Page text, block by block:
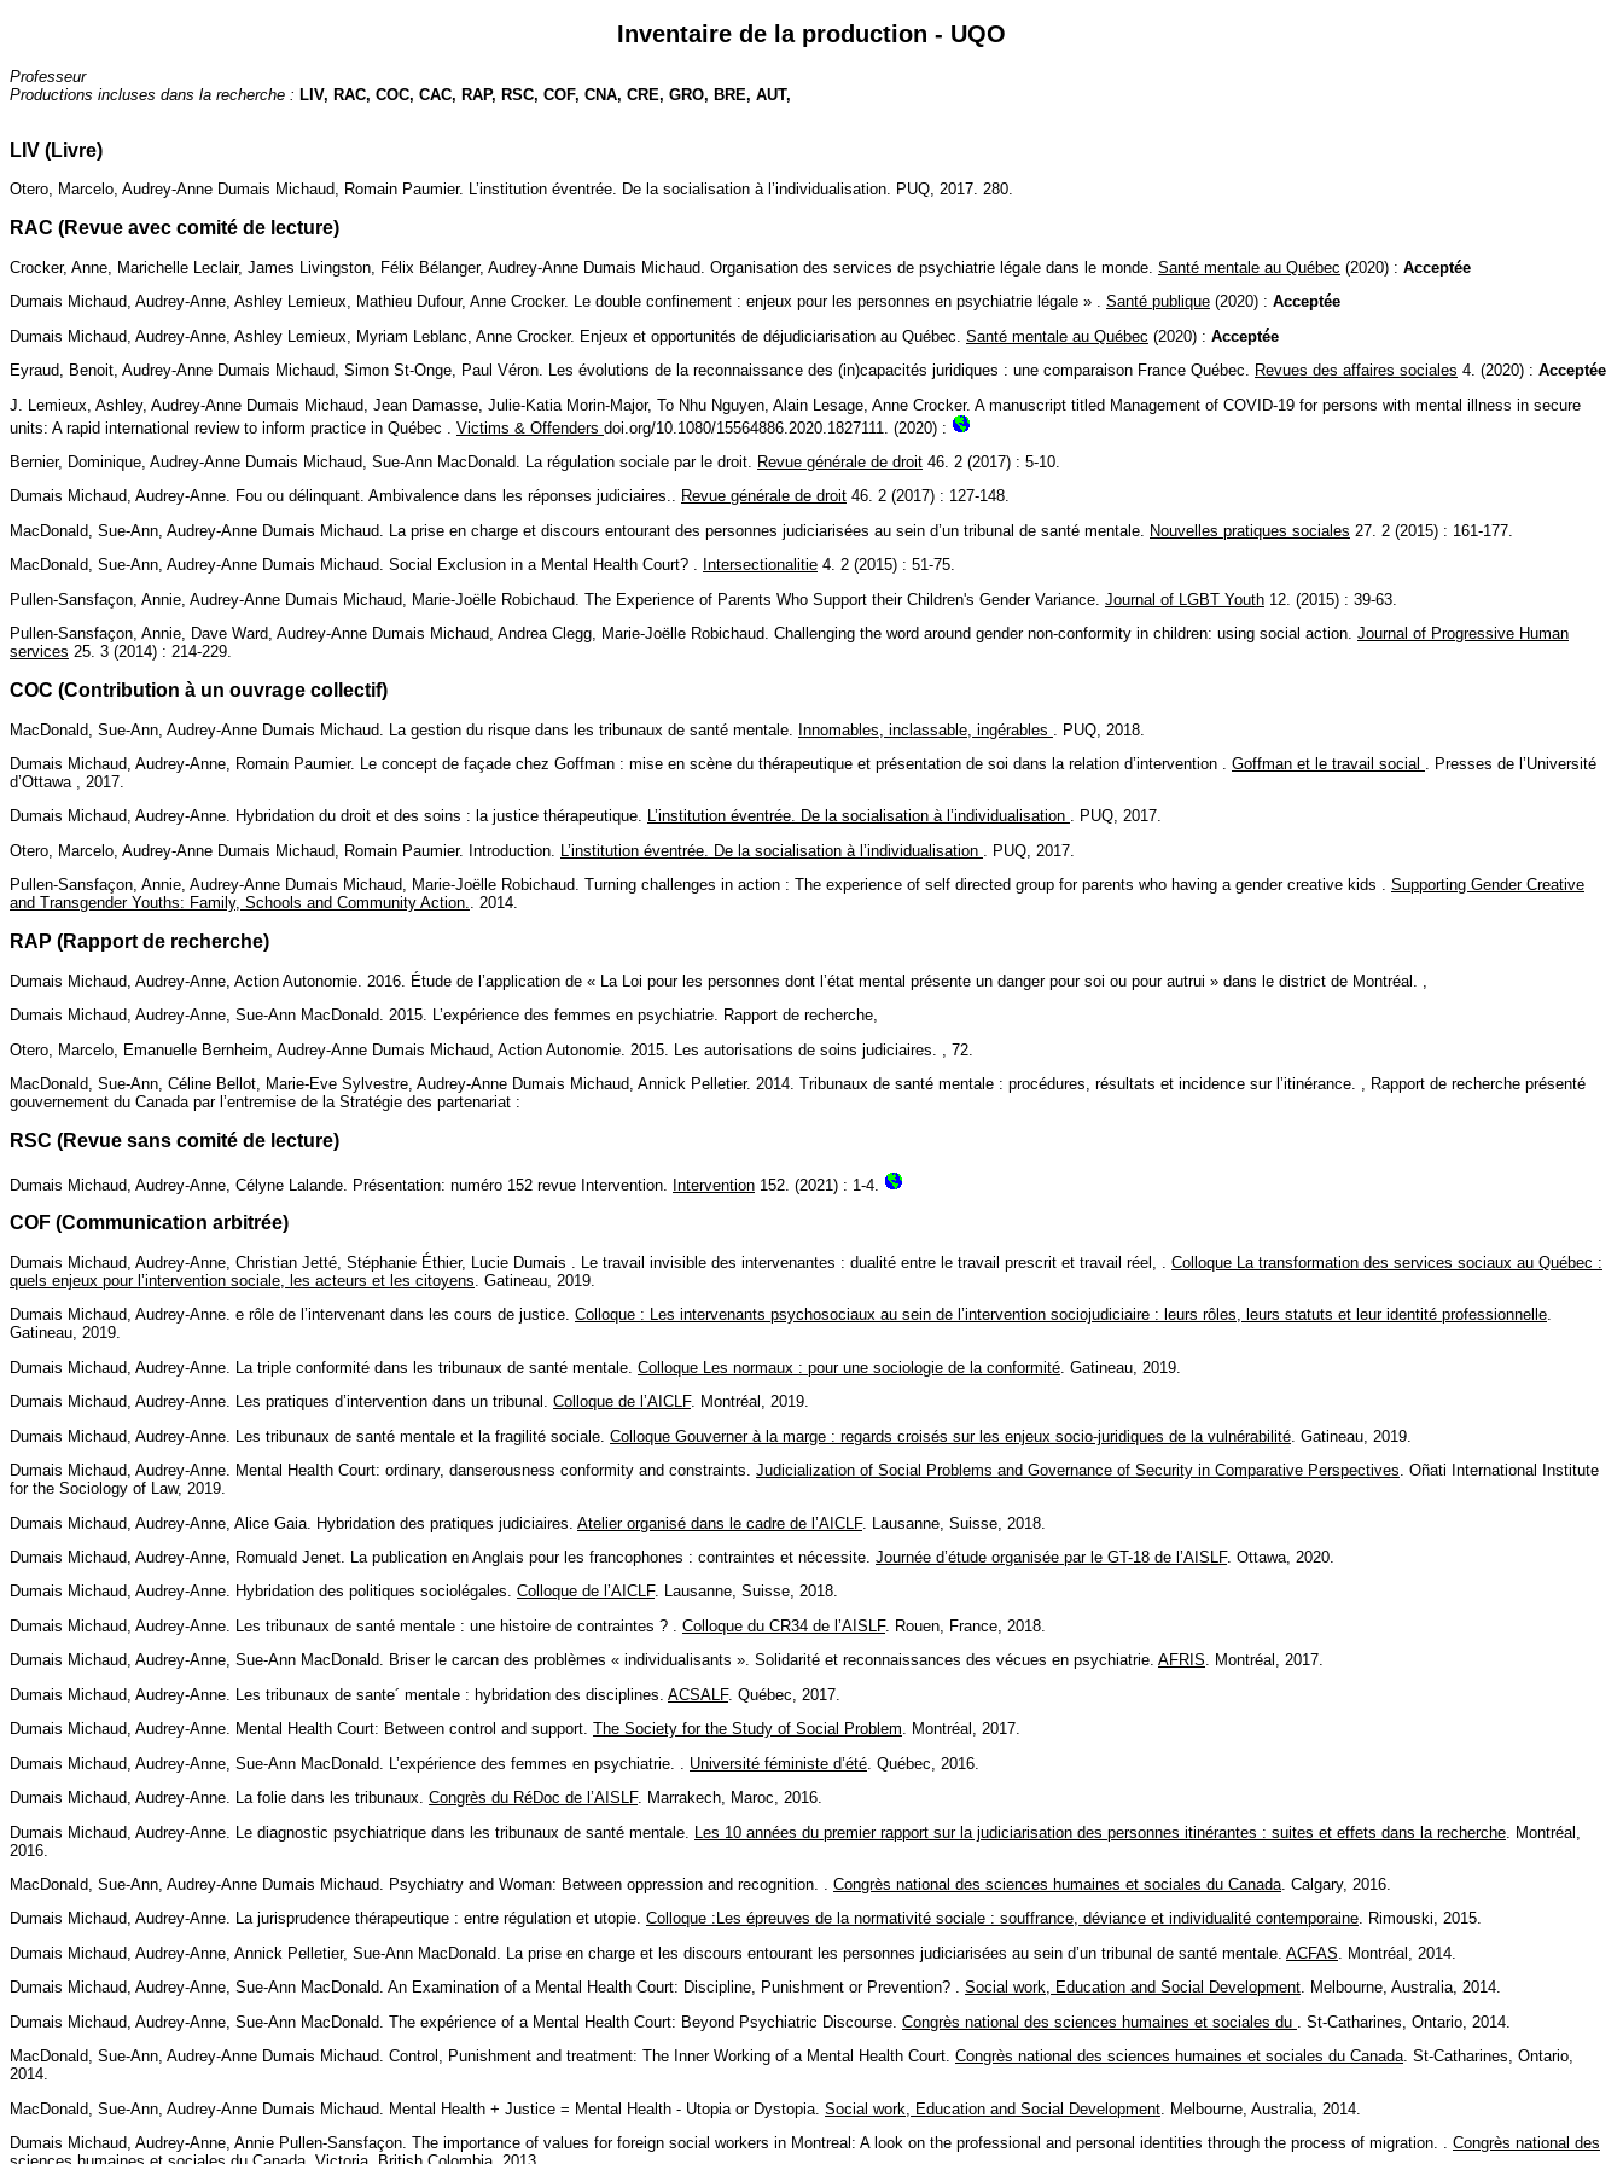
Inventaire de la production - UQO
Professeur
Productions incluses dans la recherche : LIV, RAC, COC, CAC, RAP, RSC, COF, CNA, CRE, GRO, BRE, AUT,
LIV (Livre)
Otero, Marcelo, Audrey-Anne Dumais Michaud, Romain Paumier. L’institution éventrée. De la socialisation à l’individualisation. PUQ, 2017. 280.
RAC (Revue avec comité de lecture)
Crocker, Anne, Marichelle Leclair, James Livingston, Félix Bélanger, Audrey-Anne Dumais Michaud. Organisation des services de psychiatrie légale dans le monde. Santé mentale au Québec (2020) : Acceptée
Dumais Michaud, Audrey-Anne, Ashley Lemieux, Mathieu Dufour, Anne Crocker. Le double confinement : enjeux pour les personnes en psychiatrie légale » . Santé publique (2020) : Acceptée
Dumais Michaud, Audrey-Anne, Ashley Lemieux, Myriam Leblanc, Anne Crocker. Enjeux et opportunités de déjudiciarisation au Québec. Santé mentale au Québec (2020) : Acceptée
Eyraud, Benoit, Audrey-Anne Dumais Michaud, Simon St-Onge, Paul Véron. Les évolutions de la reconnaissance des (in)capacités juridiques : une comparaison France Québec. Revues des affaires sociales 4. (2020) : Acceptée
J. Lemieux, Ashley, Audrey-Anne Dumais Michaud, Jean Damasse, Julie-Katia Morin-Major, To Nhu Nguyen, Alain Lesage, Anne Crocker. A manuscript titled Management of COVID-19 for persons with mental illness in secure
units: A rapid international review to inform practice in Québec . Victims & Offenders doi.org/10.1080/15564886.2020.1827111. (2020) :
Bernier, Dominique, Audrey-Anne Dumais Michaud, Sue-Ann MacDonald. La régulation sociale par le droit.
Revue générale de droit 46. 2 (2017) : 5-10.
Dumais Michaud, Audrey-Anne. Fou ou délinquant. Ambivalence dans les réponses judiciaires.. Revue générale de droit 46. 2 (2017) : 127-148.
MacDonald, Sue-Ann, Audrey-Anne Dumais Michaud. La prise en charge et discours entourant des personnes judiciarisées au sein d’un tribunal de santé mentale.
Nouvelles pratiques sociales 27. 2 (2015) : 161-177.
MacDonald, Sue-Ann, Audrey-Anne Dumais Michaud. Social Exclusion in a Mental Health Court? . Intersectionalitie 4. 2 (2015) : 51-75.
Pullen-Sansfaçon, Annie, Audrey-Anne Dumais Michaud, Marie-Joëlle Robichaud. The Experience of Parents Who Support their Children's Gender Variance. Journal of LGBT Youth 12. (2015) : 39-63.
Pullen-Sansfaçon, Annie, Dave Ward, Audrey-Anne Dumais Michaud, Andrea Clegg, Marie-Joëlle Robichaud. Challenging the word around gender non-conformity in children: using social action. Journal of Progressive Human
services 25. 3 (2014) : 214-229.
COC (Contribution à un ouvrage collectif)
MacDonald, Sue-Ann, Audrey-Anne Dumais Michaud. La gestion du risque dans les tribunaux de santé mentale. Innomables, inclassable, ingérables
. PUQ, 2018.
Dumais Michaud, Audrey-Anne, Romain Paumier. Le concept de façade chez Goffman : mise en scène du thérapeutique et présentation de soi dans la relation d’intervention . Goffman et le travail social . Presses de l’Université
d’Ottawa , 2017.
Dumais Michaud, Audrey-Anne. Hybridation du droit et des soins : la justice thérapeutique. L’institution éventrée. De la socialisation à l’individualisation . PUQ, 2017.
Otero, Marcelo, Audrey-Anne Dumais Michaud, Romain Paumier. Introduction.
L’institution éventrée. De la socialisation à l’individualisation
. PUQ, 2017.
Pullen-Sansfaçon, Annie, Audrey-Anne Dumais Michaud, Marie-Joëlle Robichaud. Turning challenges in action : The experience of self directed group for parents who having a gender creative kids . Supporting Gender Creative
and Transgender Youths: Family, Schools and Community Action.. 2014.
RAP (Rapport de recherche)
Dumais Michaud, Audrey-Anne, Action Autonomie. 2016. Étude de l’application de « La Loi pour les personnes dont l’état mental présente un danger pour soi ou pour autrui » dans le district de Montréal. ,
Dumais Michaud, Audrey-Anne, Sue-Ann MacDonald. 2015. L’expérience des femmes en psychiatrie. Rapport de recherche,
Otero, Marcelo, Emanuelle Bernheim, Audrey-Anne Dumais Michaud, Action Autonomie. 2015. Les autorisations de soins judiciaires. , 72.
MacDonald, Sue-Ann, Céline Bellot, Marie-Eve Sylvestre, Audrey-Anne Dumais Michaud, Annick Pelletier. 2014. Tribunaux de santé mentale : procédures, résultats et incidence sur l’itinérance. , Rapport de recherche présenté
gouvernement du Canada par l’entremise de la Stratégie des partenariat :
RSC (Revue sans comité de lecture)
Dumais Michaud, Audrey-Anne, Célyne Lalande. Présentation: numéro 152 revue Intervention. Intervention 152. (2021) : 1-4.
COF (Communication arbitrée)
Dumais Michaud, Audrey-Anne, Christian Jetté, Stéphanie Éthier, Lucie Dumais . Le travail invisible des intervenantes : dualité entre le travail prescrit et travail réel, . Colloque La transformation des services sociaux au Québec :
quels enjeux pour l’intervention sociale, les acteurs et les citoyens . Gatineau, 2019.
Dumais Michaud, Audrey-Anne. e rôle de l’intervenant dans les cours de justice. Colloque : Les intervenants psychosociaux au sein de l’intervention sociojudiciaire : leurs rôles, leurs statuts et leur identité professionnelle.
Gatineau, 2019.
Dumais Michaud, Audrey-Anne. La triple conformité dans les tribunaux de santé mentale. Colloque Les normaux : pour une sociologie de la conformité . Gatineau, 2019.
Dumais Michaud, Audrey-Anne. Les pratiques d’intervention dans un tribunal. Colloque de l’AICLF. Montréal, 2019.
Dumais Michaud, Audrey-Anne. Les tribunaux de santé mentale et la fragilité sociale. Colloque Gouverner à la marge : regards croisés sur les enjeux socio-juridiques de la vulnérabilité . Gatineau, 2019.
Dumais Michaud, Audrey-Anne. Mental HeaIth Court: ordinary, danserousness conformity and constraints. Judicialization of Social Problems and Governance of Security in Comparative Perspectives. Oñati International Institute
for the Sociology of Law, 2019.
Dumais Michaud, Audrey-Anne, Alice Gaia. Hybridation des pratiques judiciaires. Atelier organisé dans le cadre de l’AICLF. Lausanne, Suisse, 2018.
Dumais Michaud, Audrey-Anne, Romuald Jenet. La publication en Anglais pour les francophones : contraintes et nécessite. Journée d’étude organisée par le GT-18 de l’AISLF. Ottawa, 2020.
Dumais Michaud, Audrey-Anne. Hybridation des politiques sociolégales. Colloque de l’AICLF. Lausanne, Suisse, 2018.
Dumais Michaud, Audrey-Anne. Les tribunaux de santé mentale : une histoire de contraintes ? . Colloque du CR34 de l’AISLF. Rouen, France, 2018.
Dumais Michaud, Audrey-Anne, Sue-Ann MacDonald. Briser le carcan des problèmes « individualisants ». Solidarité et reconnaissances des vécues en psychiatrie. AFRIS. Montréal, 2017.
Dumais Michaud, Audrey-Anne. Les tribunaux de sante´ mentale : hybridation des disciplines. ACSALF. Québec, 2017.
Dumais Michaud, Audrey-Anne. Mental Health Court: Between control and support. The Society for the Study of Social Problem. Montréal, 2017.
Dumais Michaud, Audrey-Anne, Sue-Ann MacDonald. L’expérience des femmes en psychiatrie. . Université féministe d’été . Québec, 2016.
Dumais Michaud, Audrey-Anne. La folie dans les tribunaux. Congrès du RéDoc de l’AISLF. Marrakech, Maroc, 2016.
Dumais Michaud, Audrey-Anne. Le diagnostic psychiatrique dans les tribunaux de santé mentale. Les 10 années du premier rapport sur la judiciarisation des personnes itinérantes : suites et effets dans la recherche . Montréal,
2016.
MacDonald, Sue-Ann, Audrey-Anne Dumais Michaud. Psychiatry and Woman: Between oppression and recognition. . Congrès national des sciences humaines et sociales du Canada . Calgary, 2016.
Dumais Michaud, Audrey-Anne. La jurisprudence thérapeutique : entre régulation et utopie. Colloque :Les épreuves de la normativité sociale : souffrance, déviance et individualité contemporaine. Rimouski, 2015.
Dumais Michaud, Audrey-Anne, Annick Pelletier, Sue-Ann MacDonald. La prise en charge et les discours entourant les personnes judiciarisées au sein d’un tribunal de santé mentale. ACFAS . Montréal, 2014.
Dumais Michaud, Audrey-Anne, Sue-Ann MacDonald. An Examination of a Mental Health Court: Discipline, Punishment or Prevention? . Social work, Education and Social Development. Melbourne, Australia, 2014.
Dumais Michaud, Audrey-Anne, Sue-Ann MacDonald. The expérience of a Mental Health Court: Beyond Psychiatric Discourse. Congrès national des sciences humaines et sociales du
. St-Catharines, Ontario, 2014.
MacDonald, Sue-Ann, Audrey-Anne Dumais Michaud. Control, Punishment and treatment: The Inner Working of a Mental Health Court. Congrès national des sciences humaines et sociales du Canada. St-Catharines, Ontario,
2014.
MacDonald, Sue-Ann, Audrey-Anne Dumais Michaud. Mental Health + Justice = Mental Health - Utopia or Dystopia. Social work, Education and Social Development . Melbourne, Australia, 2014.
Dumais Michaud, Audrey-Anne, Annie Pullen-Sansfaçon. The importance of values for foreign social workers in Montreal: A look on the professional and personal identities through the process of migration. . Congrès national des